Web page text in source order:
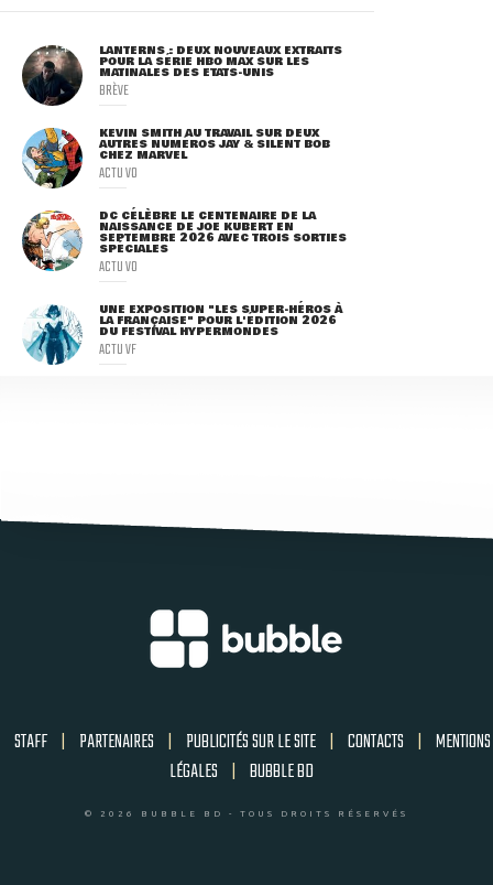
LANTERNS : DEUX NOUVEAUX EXTRAITS
POUR LA SÉRIE HBO MAX SUR LES
MATINALES DES ETATS-UNIS
BRÈVE
KEVIN SMITH AU TRAVAIL SUR DEUX
AUTRES NUMÉROS JAY & SILENT BOB
CHEZ MARVEL
ACTU VO
DC CÉLÈBRE LE CENTENAIRE DE LA
NAISSANCE DE JOE KUBERT EN
SEPTEMBRE 2026 AVEC TROIS SORTIES
SPÉCIALES
ACTU VO
UNE EXPOSITION "LES SUPER-HÉROS À
LA FRANÇAISE" POUR L'ÉDITION 2026
DU FESTIVAL HYPERMONDES
ACTU VF
STAFF | PARTENAIRES | PUBLICITÉS SUR LE SITE | CONTACTS | MENTIONS
LÉGALES | BUBBLE BD
© 2026 BUBBLE BD - TOUS DROITS RÉSERVÉS